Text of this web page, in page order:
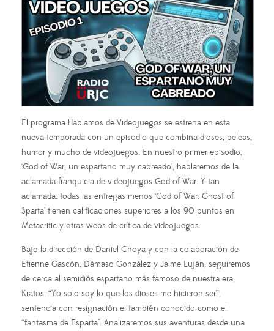
El programa Hablamos de Videojuegos se estrena en esta
nueva temporada con un episodio que combina dioses, peleas,
humor y mucho de videojuegos. En nuestro primer episodio,
‘God of War, un espartano muy cabreado’, hablaremos de la
aclamada franquicia de videojuegos God of War. Y tan
aclamada: todas las entregas menos ‘God of War: Ghost of
Sparta’ tienen calificaciones superiores a los 90 puntos en
Metacritic y otras webs de crítica de videojuegos.
Bajo la dirección de Daniel Choya y con la colaboración de
Etienne Gascón, Dámaso González y Jaime Luján, seguiremos
de cerca al semidiós espartano más famoso de nuestra era,
Kratos. “Yo solo soy lo que los dioses me hicieron ser”,
sentencia con resignación el también conocido como el
“fantasma de Esparta". Analizaremos sus aventuras desde una